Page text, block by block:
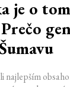
je o
Prečo
najlepším